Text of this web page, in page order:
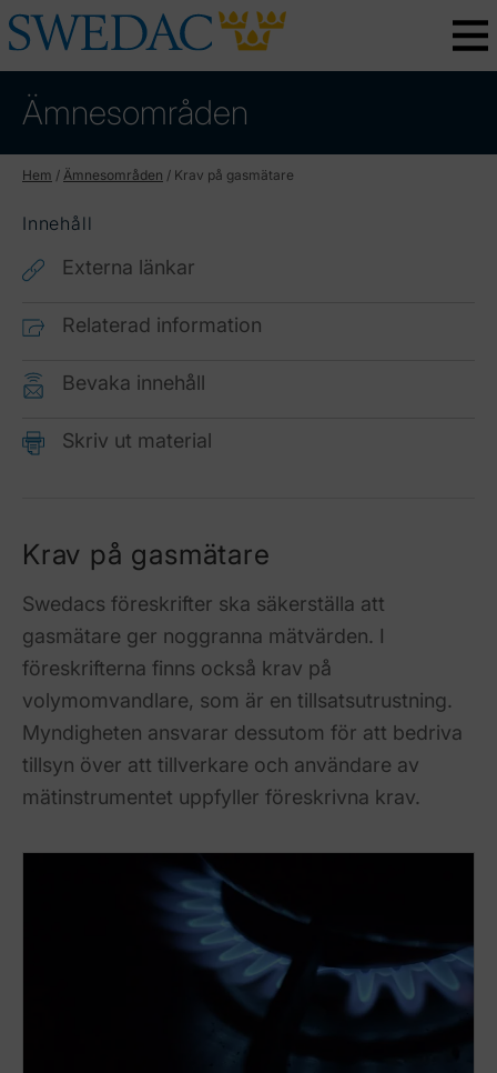
Ämnesområden
Hem / Ämnesområden / Krav på gasmätare
Innehåll
Externa länkar
Relaterad information
Bevaka innehåll
Skriv ut material
Krav på gasmätare
Swedacs föreskrifter ska säkerställa att
gasmätare ger noggranna mätvärden. I
föreskrifterna finns också krav på
volymomvandlare, som är en tillsatsutrustning.
Myndigheten ansvarar dessutom för att bedriva
tillsyn över att tillverkare och användare av
mätinstrumentet uppfyller föreskrivna krav.